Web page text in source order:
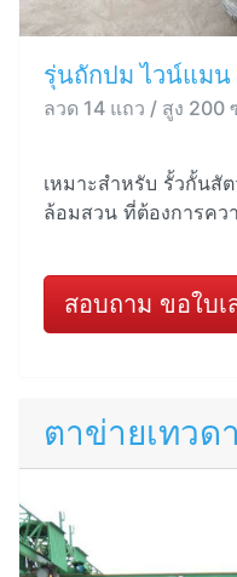
รุ่นถักปม ไวน์แม
ลวด 14 แถว / สูง 200
เหมาะสำหรับ รั้วกั้นสั
ล้อมสวน ที่ต้องการคว
สอบถาม ขอใบเ
ตาข่ายเทวด